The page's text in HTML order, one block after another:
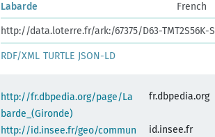
Labarde
French
http://data.loterre.fr/ark:/67375/D63-TMT2S56K-S
RDF/XML TURTLE JSON-LD
http://fr.dbpedia.org/page/La
barde_(Gironde)
fr.dbpedia.org
http://id.insee.fr/geo/commun
id.insee.fr